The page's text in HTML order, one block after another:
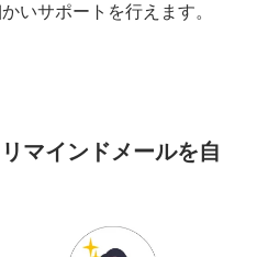
いサポートを行えます。
マインドメールを自